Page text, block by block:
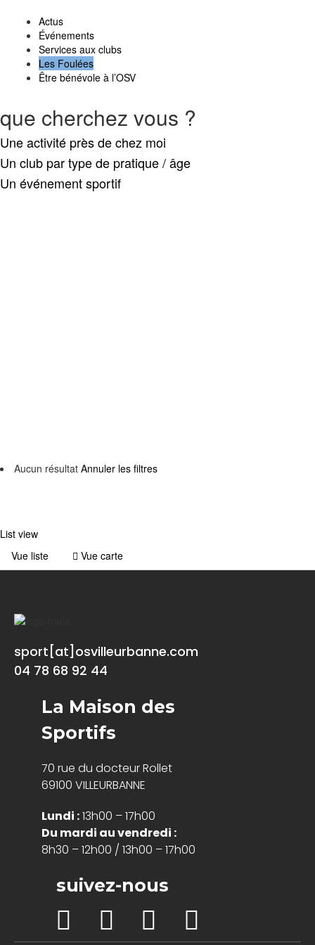
Actus
Événements
Services aux clubs
Les Foulées
Être bénévole à l’OSV
que cherchez vous ?
Une activité près de chez moi
Un club par type de pratique / âge
Un événement sportif
Aucun résultat Annuler les filtres
List view
Vue liste
Vue carte
sport[at]osvilleurbanne.com
04 78 68 92 44
La Maison des
Sportifs
70 rue du docteur Rollet
69100 VILLEURBANNE
Lundi :13h00 – 17h00
Du mardi au vendredi :
8h30 – 12h00 / 13h00 – 17h00
suivez-nous